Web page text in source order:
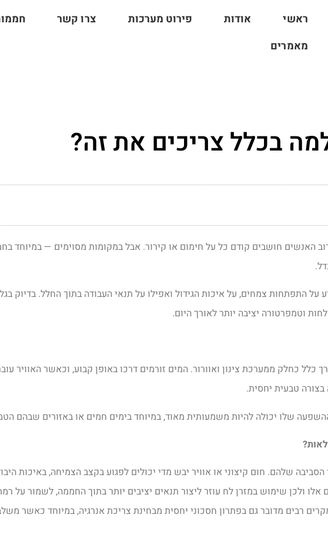
ראשי אודות פירוט מערכות צרו קשר
מאמרים
בכלל צריכים את זה?
האנשים חושבים קודם כל על חימום או קירור. אבל במקומות מסוימים — במיוחד
על התפתחות צמחים, על איכות הגידול ואפילו על תנאי העבודה בתוך החלל. בדיוק
וטמפרטורה יציבה יותר לאורך היום.
כלל כחלק ממערכת צינון ואוורור. המים זורמים דרכו באופן קבוע, וכאשר
טבעית יחסית.
שלו יכולה להיות משמעותית מאוד, במיוחד בימים חמים או באזורים שבהם
?
שלהם. חום קיצוני או אוויר יבש מדי יכולים לפגוע בקצב הצמיחה, באיכות
אלו ולכן שימוש במזרן לח עוזר ליצור תנאים יציבים יותר בתוך החממה, לשמור על
רבים מדובר גם בפתרון חסכוני יחסית מבחינת צריכת אנרגיה, במיוחד כאשר